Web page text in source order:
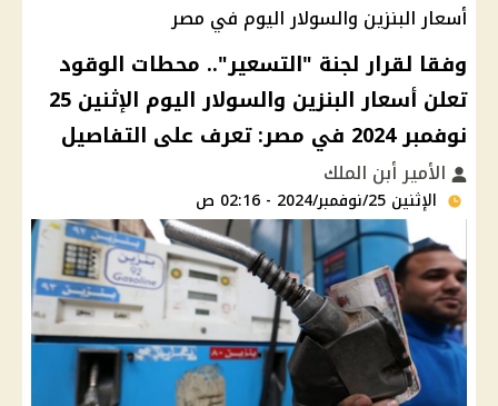
أسعار البنزين والسولار اليوم في مصر
وفقا لقرار لجنة "التسعير".. محطات الوقود
تعلن أسعار البنزين والسولار اليوم الإثنين 25
نوفمبر 2024 في مصر: تعرف على التفاصيل
الأمير أبن الملك
الإثنين 25/نوفمبر/2024 - 02:16 ص